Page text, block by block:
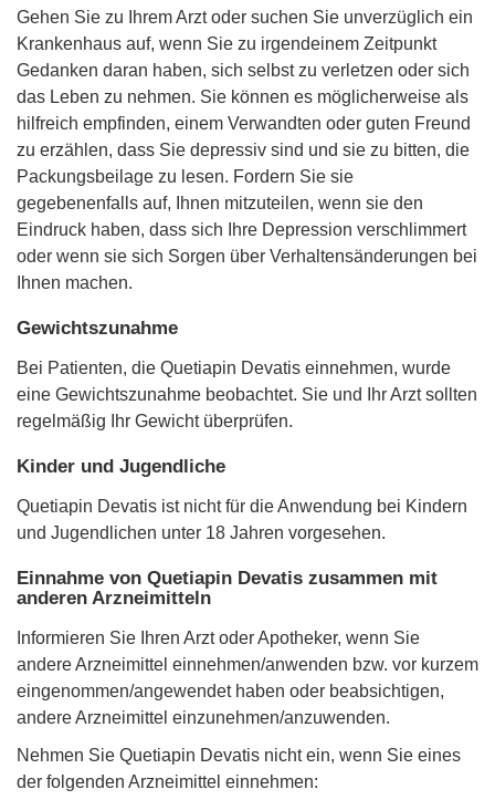
Gehen Sie zu Ihrem Arzt oder suchen Sie unverzüglich ein
Krankenhaus auf, wenn Sie zu irgendeinem Zeitpunkt
Gedanken daran haben, sich selbst zu verletzen oder sich
das Leben zu nehmen. Sie können es möglicherweise als
hilfreich empfinden, einem Verwandten oder guten Freund
zu erzählen, dass Sie depressiv sind und sie zu bitten, die
Packungsbeilage zu lesen. Fordern Sie sie
gegebenenfalls auf, Ihnen mitzuteilen, wenn sie den
Eindruck haben, dass sich Ihre Depression verschlimmert
oder wenn sie sich Sorgen über Verhaltensänderungen bei
Ihnen machen.
Gewichtszunahme
Bei Patienten, die Quetiapin Devatis einnehmen, wurde
eine Gewichtszunahme beobachtet. Sie und Ihr Arzt sollten
regelmäßig Ihr Gewicht überprüfen.
Kinder und Jugendliche
Quetiapin Devatis ist nicht für die Anwendung bei Kindern
und Jugendlichen unter 18 Jahren vorgesehen.
Einnahme von Quetiapin Devatis zusammen mit
anderen Arzneimitteln
Informieren Sie Ihren Arzt oder Apotheker, wenn Sie
andere Arzneimittel einnehmen/anwenden bzw. vor kurzem
eingenommen/angewendet haben oder beabsichtigen,
andere Arzneimittel einzunehmen/anzuwenden.
Nehmen Sie Quetiapin Devatis nicht ein, wenn Sie eines
der folgenden Arzneimittel einnehmen: